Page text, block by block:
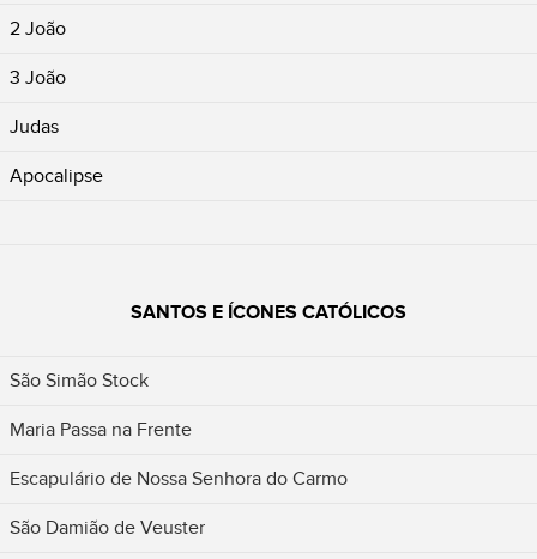
2 João
3 João
Judas
Apocalipse
SANTOS E ÍCONES CATÓLICOS
São Simão Stock
Maria Passa na Frente
Escapulário de Nossa Senhora do Carmo
São Damião de Veuster